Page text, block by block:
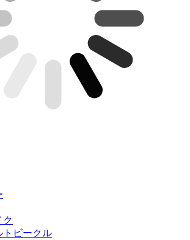
ク
トビークル